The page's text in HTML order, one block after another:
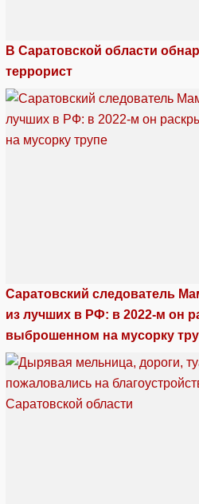
В Саратовской области
террорист
Саратовский следователь
из лучших в РФ: в 2022-м он
выброшенном на мусорку